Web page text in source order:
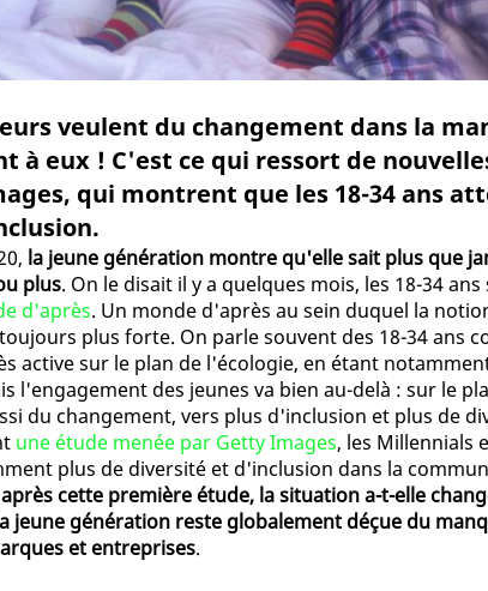
veulent du changement dans la
à eux ! C'est ce qui ressort de
qui montrent que les 18-34 ans
la jeune génération montre qu'elle sait plus que
plus. On le disait il y a quelques mois, les 18-34
d'après. Un monde d'après au sein duquel la
plus forte. On parle souvent des 18-34 ans
active sur le plan de l'écologie, en étant
l'engagement des jeunes va bien au-delà : sur le
du changement, vers plus d'inclusion et plus de
une étude menée par Getty Images, les Millennials
plus de diversité et d'inclusion dans la
cette première étude, la situation a-t-elle
jeune génération reste globalement déçue du
et entreprises.